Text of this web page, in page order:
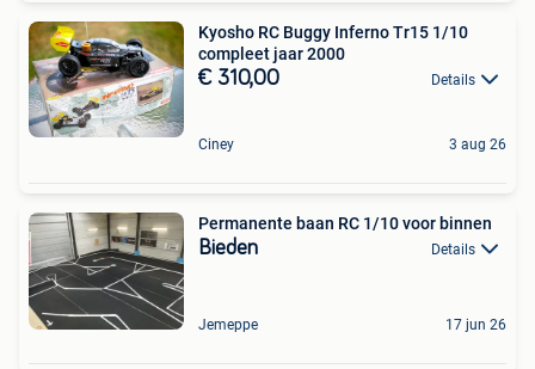
Kyosho RC Buggy Inferno Tr15 1/10
compleet jaar 2000
€ 310,00 Details
Ciney 3 aug 26
Permanente baan RC 1/10 voor binnen
Bieden Details
Jemeppe 17 jun 26